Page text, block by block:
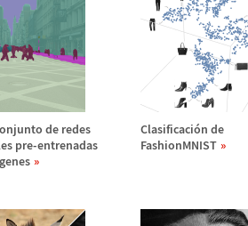
de redes
pre-entrenadas
genes
Clasificación de
FashionMNIST